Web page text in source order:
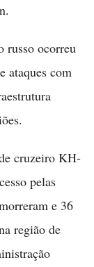
russo ocorreu
ataques com
cruzeiro KH-
pelas
e 36
região de